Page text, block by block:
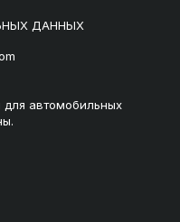
ДАННЫХ
для автомобильных